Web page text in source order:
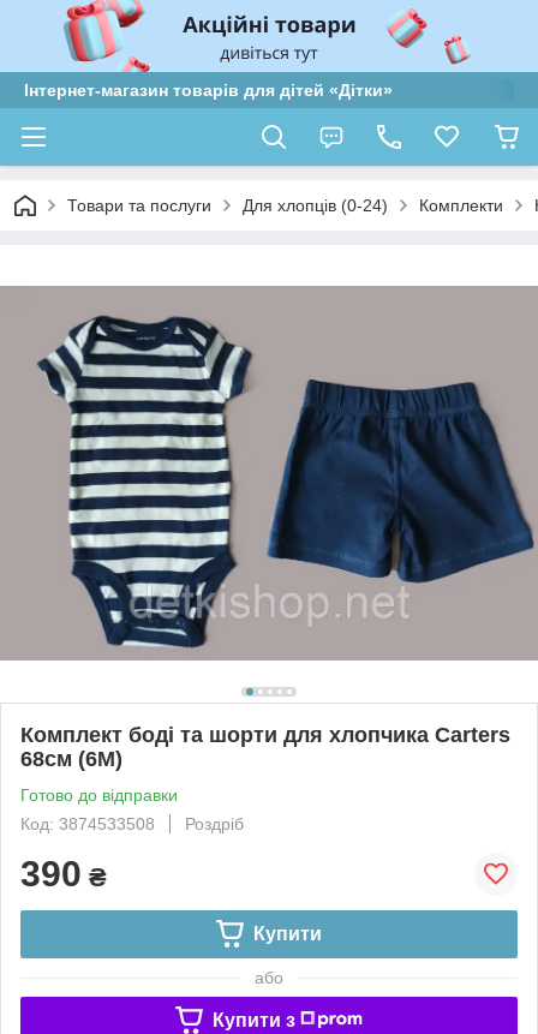
Інтернет-магазин товарів для дітей «Дітки»
Товари та послуги Для хлопців (0-24) Комплекти
Комплект боді та шорти для хлопчика Carters
68см (6М)
Готово до відправки
Код: 3874533508
Роздріб
390 ₴
Купити
або
Купити з